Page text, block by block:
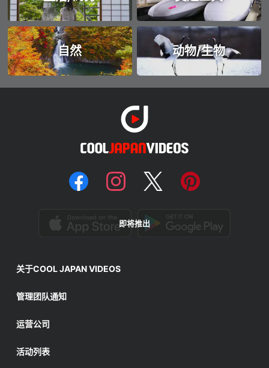
自然 动物/生物
即将推出
关于COOL JAPAN VIDEOS
管理团队通知
运营公司
活动列表